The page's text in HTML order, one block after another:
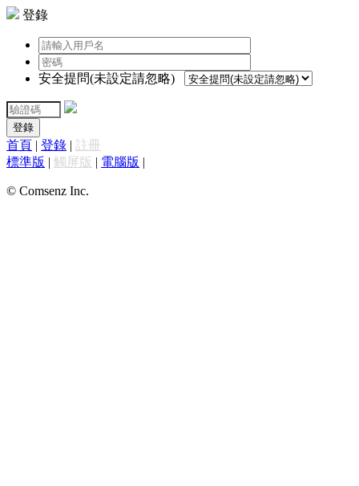
登錄
安全提問(未設定請忽略)
登錄
首頁 | 登錄 | 註冊
標準版 | 觸屏版 | 電腦版 |
© Comsenz Inc.